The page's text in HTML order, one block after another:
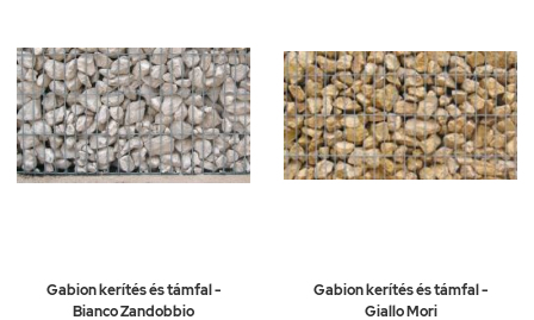
Gabion kerítés és támfal -
Bianco Zandobbio
Gabion kerítés és támfal -
Giallo Mori